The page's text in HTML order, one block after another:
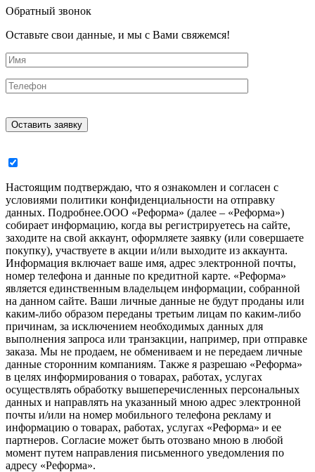
Обратный звонок
Оставьте свои данные, и мы с Вами свяжемся!
Настоящим подтверждаю, что я ознакомлен и согласен с
условиями политики конфиденциальности на отправку
данных. Подробнее.ООО «Реформа» (далее – «Реформа»)
собирает информацию, когда вы регистрируетесь на сайте,
заходите на свой аккаунт, оформляете заявку (или совершаете
покупку), участвуете в акции и/или выходите из аккаунта.
Информация включает ваше имя, адрес электронной почты,
номер телефона и данные по кредитной карте. «Реформа»
является единственным владельцем информации, собранной
на данном сайте. Ваши личные данные не будут проданы или
каким-либо образом переданы третьим лицам по каким-либо
причинам, за исключением необходимых данных для
выполнения запроса или транзакции, например, при отправке
заказа. Мы не продаем, не обмениваем и не передаем личные
данные сторонним компаниям. Также я разрешаю «Реформа»
в целях информирования о товарах, работах, услугах
осуществлять обработку вышеперечисленных персональных
данных и направлять на указанный мною адрес электронной
почты и/или на номер мобильного телефона рекламу и
информацию о товарах, работах, услугах «Реформа» и ее
партнеров. Согласие может быть отозвано мною в любой
момент путем направления письменного уведомления по
адресу «Реформа».